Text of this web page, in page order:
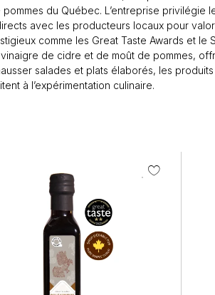
du Québec. L’entreprise privilégie
avec les producteurs locaux pour
comme les Great Taste Awards et le
de cidre et de moût de pommes,
salades et plats élaborés, les
à l’expérimentation culinaire.